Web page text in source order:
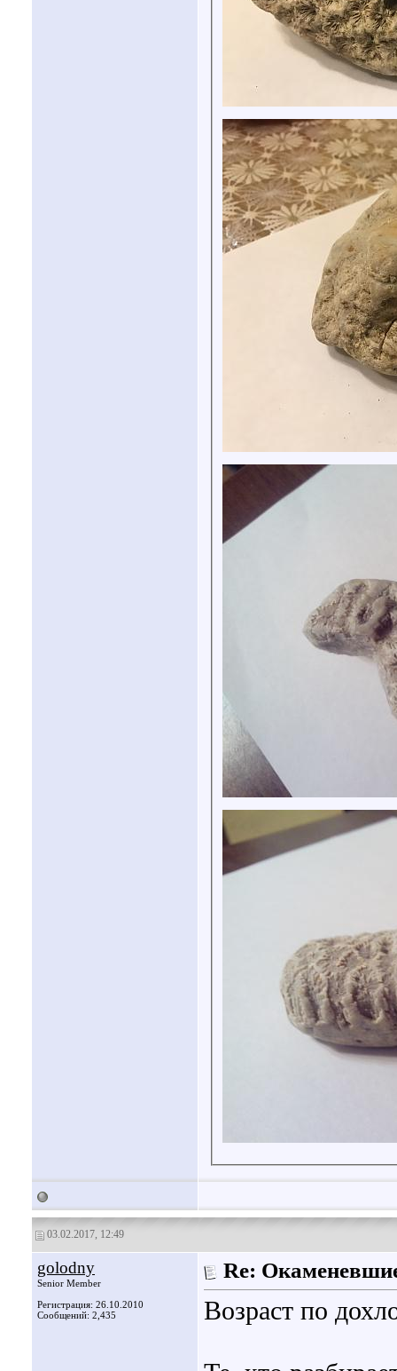
03.02.2017, 12:49
golodny
Senior Member
Регистрация: 26.10.2010
Сообщений: 2,435
Re:
Возраст по